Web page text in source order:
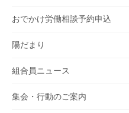
おでかけ労働相談予約申込
陽だまり
組合員ニュース
集会・行動のご案内